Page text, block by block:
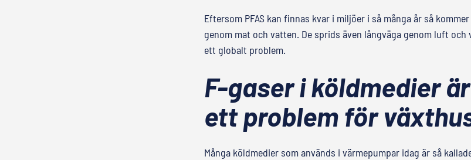
Eftersom PFAS kan finnas kvar i miljöer i så många år så
genom mat och vatten. De sprids även långväga genom luft
ett globalt problem.
F-gaser i köldmedier
ett problem för
Många köldmedier som används i värmepumpar idag är så